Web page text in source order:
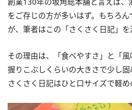
をご存じの方が多いはず。もちろん
が、筆者はこの「さくさく日記」
その理由は、「食べやすさ」と「
握りこぶしくらいの大きさで少し固
さくさく日記はひと口サイズで軽め